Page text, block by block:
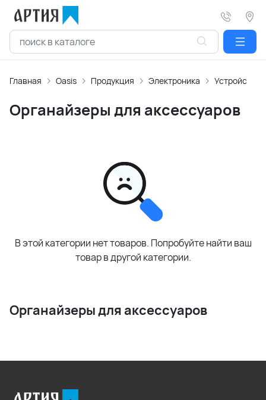
Главная Oasis Продукция Электроника Устройства
Органайзеры для аксессуаров
В этой категории нет товаров. Попробуйте найти ваш
товар в другой категории.
Органайзеры для аксессуаров